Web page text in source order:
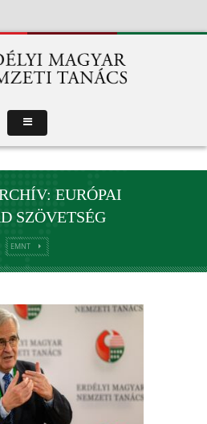
EURÓPAI
SZÖVETSÉG
EMNT